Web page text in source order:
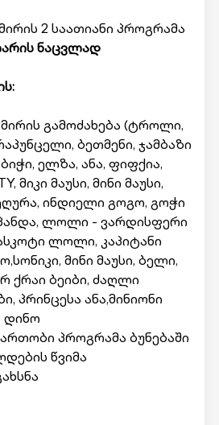
2 საათიანი პროგრამა
ნაცვლად
გამოძახება (ტროლი,
ბეთმენი, ჯამბაზი
ელზა, ანა, ფიფქია,
მიკი მაუსი, მინი მაუსი,
ინდიელი გოგო, გოჭი
პანდა, ლოლი - ვარდისფერი
ლოლი, კაპიტანი
მინი მაუსი, ბელი,
ქრაი ბეიბი, ძაღლი
პრინცესა ანა,მინიონი
დინო
პროგრამა ბუნებაში
წვიმა